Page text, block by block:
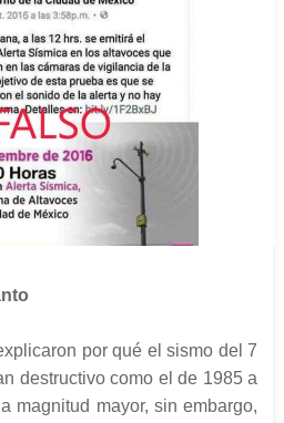
por qué el sismo del 7
destructivo como el de 1985 a
magnitud mayor, sin embargo,